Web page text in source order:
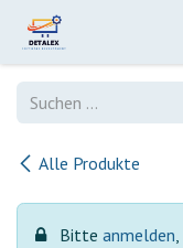
Zum Inhalt springen
Alle Produkte
Bitte anmelden